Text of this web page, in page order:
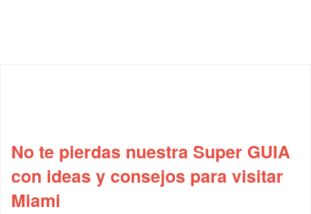
No te pierdas nuestra Super GUIA
con ideas y consejos para visitar
Miami